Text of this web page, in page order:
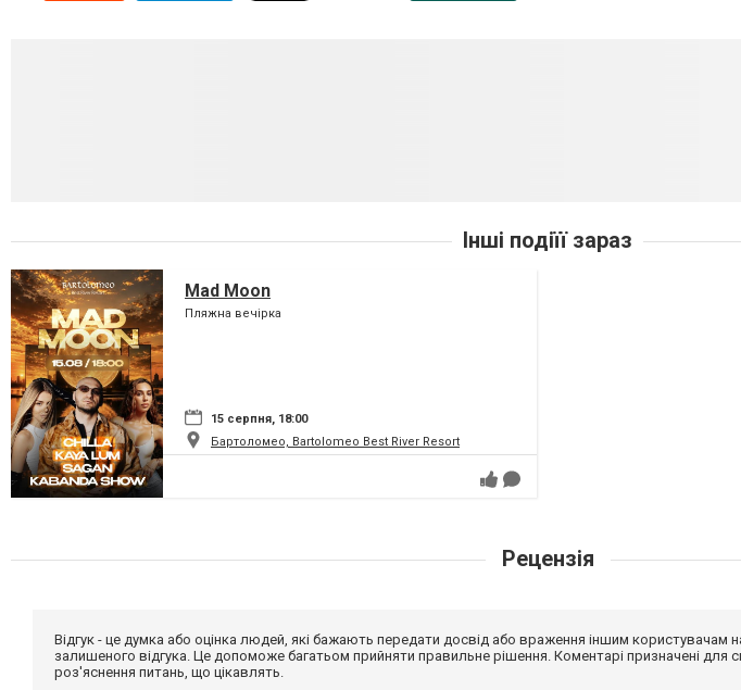
Інші подіїї зараз
Mad Moon
Пляжна вечірка
15 серпня, 18:00
Бартоломео, Bartolomeo Best River Resort
Рецензія
Відгук - це думка або оцінка людей, які бажають передати досвід або враження іншим
залишеного відгука. Це допоможе багатьом прийняти правильне рішення. Коментарі призначені для
роз'яснення питань, що цікавлять.